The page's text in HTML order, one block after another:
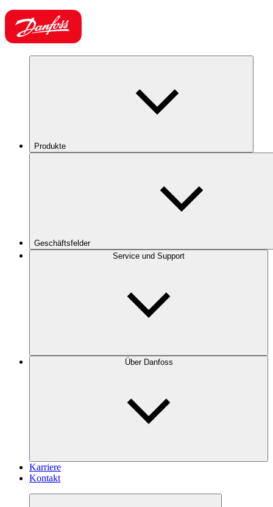
Produkte
Geschäftsfelder
Service und Support
Über Danfoss
Karriere
Kontakt